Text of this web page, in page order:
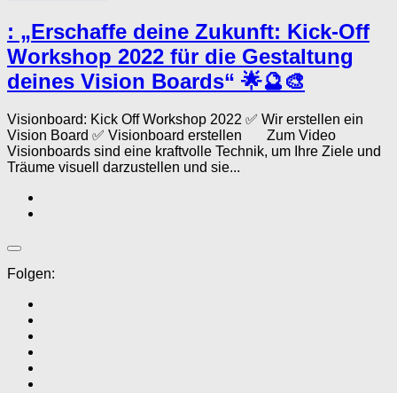
: „Erschaffe deine Zukunft: Kick-Off
Workshop 2022 für die Gestaltung
deines Vision Boards“ 🌟🔮🎨
Visionboard: Kick Off Workshop 2022 ✅ Wir erstellen ein
Vision Board ✅ Visionboard erstellen Zum Video
Visionboards sind eine kraftvolle Technik, um Ihre Ziele und
Träume visuell darzustellen und sie...
Folgen: